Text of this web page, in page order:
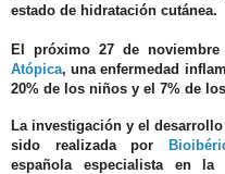
estado de hidratación cutánea.
El próximo27 de noviembre
Atópica,una enfermedad
20% de los niños y el 7% de
La investigación y el
sido realizada por
española especialista en